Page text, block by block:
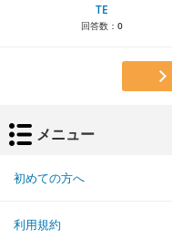
TE
回答数： 0
メニュー
初めての方へ
利用規約